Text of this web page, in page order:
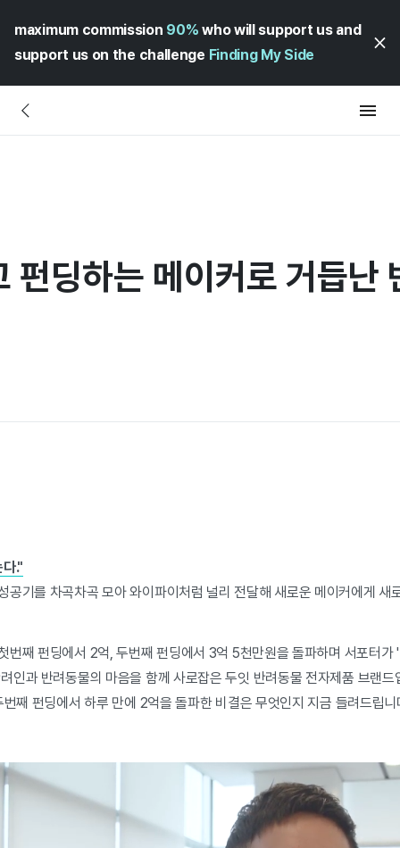
maximum commission 90% who will support us and
support us on the challenge Finding My Side
딩하는 메이커로 거듭난
."
공기를 차곡차곡 모아 와이파이처럼 널리 전달해 새로운 메이커에게 새
번째 펀딩에서 2억, 두번째 펀딩에서 3억 5천만원을 돌파하며 서포터가
인과 반려동물의 마음을 함께 사로잡은 두잇 반려동물 전자제품 브랜
째 펀딩에서 하루 만에 2억을 돌파한 비결은 무엇인지 지금 들려드립니